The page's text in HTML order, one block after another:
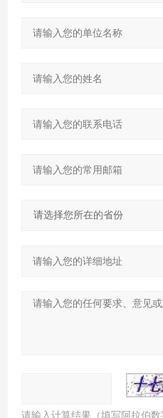
请输入计算结果（填写阿拉伯